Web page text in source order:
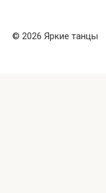
© 2026 Яркие танцы